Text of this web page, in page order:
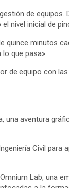
de equipos.
nivel inicial de
quince minutos
que pasa».
de equipo con
una aventura
Civil para
Lab, una